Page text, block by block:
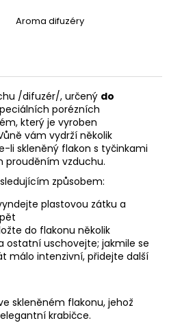
Aroma difuzéry
/difuzér/, určený do
porézních
který je vyroben
vám vydrží několik
li skleněný flakon s tyčinkami
prouděním vzduchu.
způsobem:
plastovou zátku a
do flakonu několik
ostatní uschovejte; jakmile se
málo intenzivní, přidejte další
skleněném flakonu, jehož
krabičce.